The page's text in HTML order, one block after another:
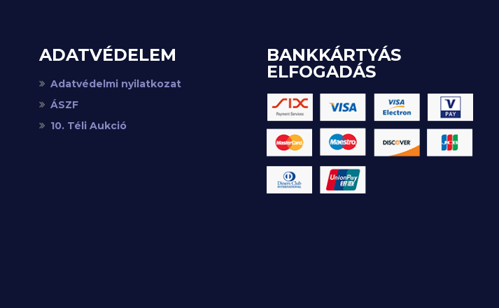
ADATVÉDELEM
Adatvédelmi nyilatkozat
ÁSZF
10. Téli Aukció
BANKKÁRTYÁS
ELFOGADÁS